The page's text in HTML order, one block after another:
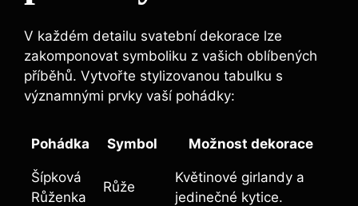
V⁢ každém detailu svatební dekorace ⁢lze
zakomponovat​ symboliku z vašich‍ oblíbených
příběhů. ​Vytvořte stylizovanou tabulku s
významnými prvky vaší pohádky:
Pohádka Symbol Možnost⁤ dekorace
Šípková
Růženka
Růže
Květinové‍ girlandy a
jedinečné kytice.